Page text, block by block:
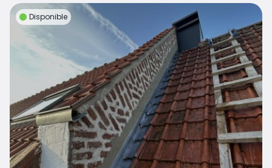
Disponible